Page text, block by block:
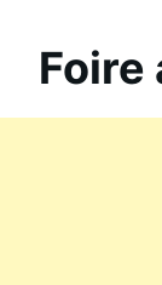
Foire